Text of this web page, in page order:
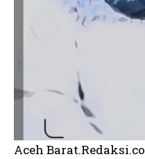
Aceh Barat.Redaksi.co